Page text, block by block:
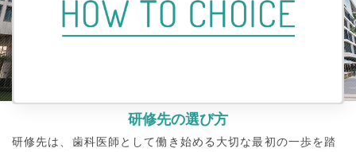
PICK UPを7月後半に募集締め切りがある施設に更新し
PICK UPを7月に募集締め切りがある施設に更新しまし
研修先の選び方
研修先は、歯科医師として働き始める大切な最初の一歩を踏